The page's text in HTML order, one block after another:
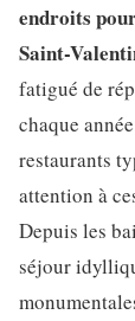
endroits
Saint-
fatigué de
chaque
restaurants
attention à
Depuis les
séjour